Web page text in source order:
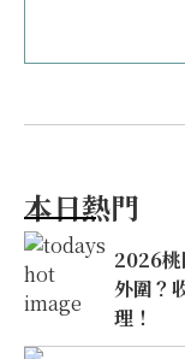
本日熱門
2026桃
外圍？
理！